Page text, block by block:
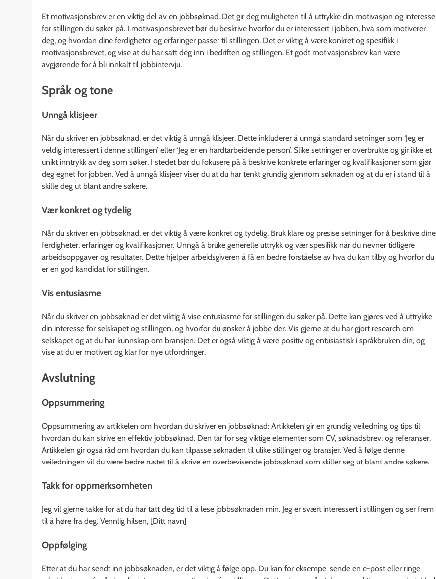
Et motivasjonsbrev er en viktig del av en jobbsøknad. Det gir deg muligheten til å uttrykke din motivasjon og interesse
for stillingen du søker på. I motivasjonsbrevet bør du beskrive hvorfor du er interessert i jobben, hva som motiverer
deg, og hvordan dine ferdigheter og erfaringer passer til stillingen. Det er viktig å være konkret og spesifikk i
motivasjonsbrevet, og vise at du har satt deg inn i bedriften og stillingen. Et godt motivasjonsbrev kan være
avgjørende for å bli innkalt til jobbintervju.
Språk og tone
Unngå klisjeer
Når du skriver en jobbsøknad, er det viktig å unngå klisjeer. Dette inkluderer å unngå standard setninger som ‘Jeg er
veldig interessert i denne stillingen’ eller ‘Jeg er en hardtarbeidende person’. Slike setninger er overbrukte og gir ikke et
unikt inntrykk av deg som søker. I stedet bør du fokusere på å beskrive konkrete erfaringer og kvalifikasjoner som gjør
deg egnet for jobben. Ved å unngå klisjeer viser du at du har tenkt grundig gjennom søknaden og at du er i stand til å
skille deg ut blant andre søkere.
Vær konkret og tydelig
Når du skriver en jobbsøknad, er det viktig å være konkret og tydelig. Bruk klare og presise setninger for å beskrive dine
ferdigheter, erfaringer og kvalifikasjoner. Unngå å bruke generelle uttrykk og vær spesifikk når du nevner tidligere
arbeidsoppgaver og resultater. Dette hjelper arbeidsgiveren å få en bedre forståelse av hva du kan tilby og hvorfor du
er en god kandidat for stillingen.
Vis entusiasme
Når du skriver en jobbsøknad er det viktig å vise entusiasme for stillingen du søker på. Dette kan gjøres ved å uttrykke
din interesse for selskapet og stillingen, og hvorfor du ønsker å jobbe der. Vis gjerne at du har gjort research om
selskapet og at du har kunnskap om bransjen. Det er også viktig å være positiv og entusiastisk i språkbruken din, og
vise at du er motivert og klar for nye utfordringer.
Avslutning
Oppsummering
Oppsummering av artikkelen om hvordan du skriver en jobbsøknad: Artikkelen gir en grundig veiledning og tips til
hvordan du kan skrive en effektiv jobbsøknad. Den tar for seg viktige elementer som CV, søknadsbrev, og referanser.
Artikkelen gir også råd om hvordan du kan tilpasse søknaden til ulike stillinger og bransjer. Ved å følge denne
veiledningen vil du være bedre rustet til å skrive en overbevisende jobbsøknad som skiller seg ut blant andre søkere.
Takk for oppmerksomheten
Jeg vil gjerne takke for at du har tatt deg tid til å lese jobbsøknaden min. Jeg er svært interessert i stillingen og ser frem
til å høre fra deg. Vennlig hilsen, [Ditt navn]
Oppfølging
Etter at du har sendt inn jobbsøknaden, er det viktig å følge opp. Du kan for eksempel sende en e-post eller ringe